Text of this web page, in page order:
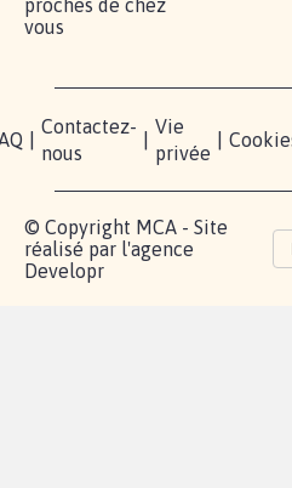
proches de chez
vous
Contactez-
nous
Vie
privée
© Copyright MCA - Site
réalisé par l'agence
Developr